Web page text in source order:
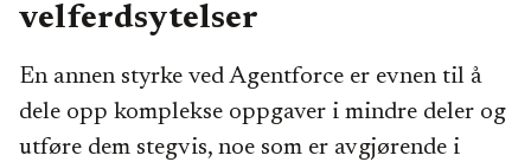
velferdsytelser
En annen styrke ved Agentforce er evnen til å
dele opp komplekse oppgaver i mindre deler og
utføre dem stegvis, noe som er avgjørende i